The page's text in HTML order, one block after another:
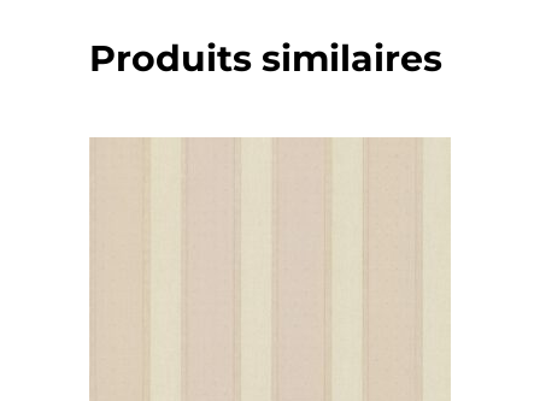
Produits similaires